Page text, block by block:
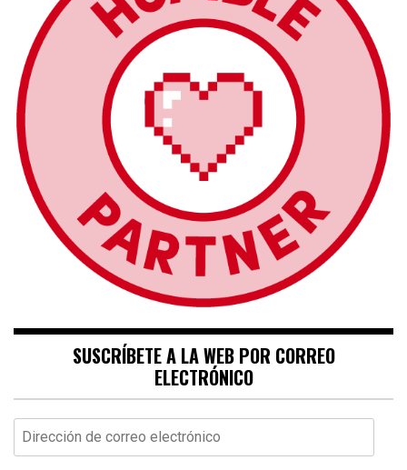
SUSCRÍBETE A LA WEB POR CORREO
ELECTRÓNICO
Dirección
de